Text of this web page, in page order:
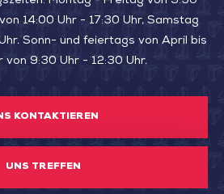
14:00 Uhr - 17:30 Uhr, Samstag
Sonn- und feiertags von April bis
von 9:30 Uhr - 12:30 Uhr.
KONTAKTIEREN
UNS TREFFEN